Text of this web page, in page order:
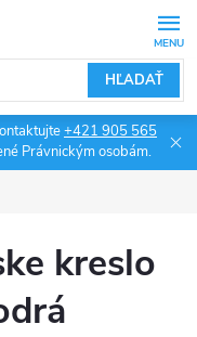
HĽADAŤ
+421 905 565
Právnickým osobám.
kreslo